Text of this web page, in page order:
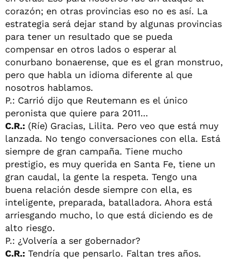
corazón; en otras provincias eso no es así. La
estrategia será dejar stand by algunas provincias
para tener un resultado que se pueda
compensar en otros lados o esperar al
conurbano bonaerense, que es el gran monstruo,
pero que habla un idioma diferente al que
nosotros hablamos.
P.: Carrió dijo que Reutemann es el único
peronista que quiere para 2011...
C.R.: (Ríe) Gracias, Lilita. Pero veo que está muy
lanzada. No tengo conversaciones con ella. Está
siempre de gran campaña. Tiene mucho
prestigio, es muy querida en Santa Fe, tiene un
gran caudal, la gente la respeta. Tengo una
buena relación desde siempre con ella, es
inteligente, preparada, batalladora. Ahora está
arriesgando mucho, lo que está diciendo es de
alto riesgo.
P.: ¿Volvería a ser gobernador?
C.R.: Tendría que pensarlo. Faltan tres años.